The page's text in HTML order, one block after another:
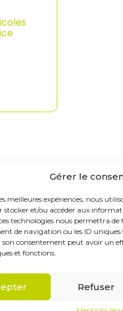
Gérer le
meilleures expériences, nous
stocker et/ou accéder aux
technologies nous permettra de
de navigation ou les ID uniques
son consentement peut avoir un
et fonctions.
Refuser
Footer
Principale
Saint-Maur-des-